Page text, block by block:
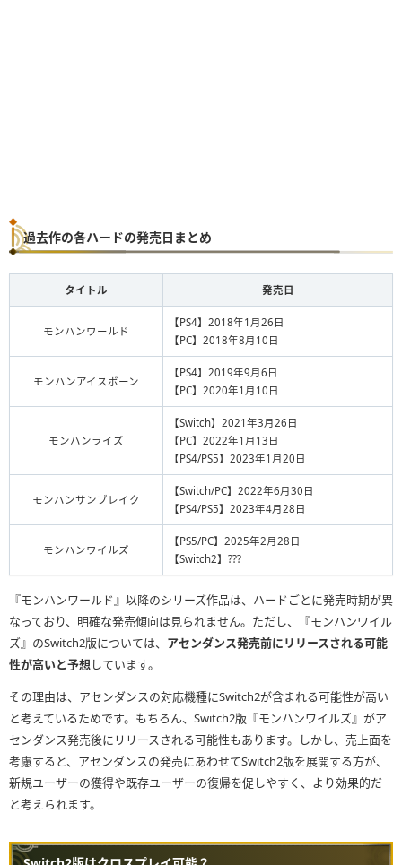
過去作の各ハードの発売日まとめ
タイトル 発売日
モンハンワールド
【PS4】2018年1月26日
【PC】2018年8月10日
モンハンアイスボーン
【PS4】2019年9月6日
【PC】2020年1月10日
モンハンライズ
【Switch】2021年3月26日
【PC】2022年1月13日
【PS4/PS5】2023年1月20日
モンハンサンブレイク
【Switch/PC】2022年6月30日
【PS4/PS5】2023年4月28日
モンハンワイルズ
【PS5/PC】2025年2月28日
【Switch2】???
『モンハンワールド』以降のシリーズ作品は、ハードごとに発売時期が異
なっており、明確な発売傾向は見られません。ただし、『モンハンワイル
ズ』のSwitch2版については、 アセンダンス発売前にリリースされる可能
性が高いと予想しています。
その理由は、アセンダンスの対応機種にSwitch2が含まれる可能性が高い
と考えているためです。もちろん、Switch2版『モンハンワイルズ』がア
センダンス発売後にリリースされる可能性もあります。しかし、売上面を
考慮すると、アセンダンスの発売にあわせてSwitch2版を展開する方が、
新規ユーザーの獲得や既存ユーザーの復帰を促しやすく、より効果的だ
と考えられます。